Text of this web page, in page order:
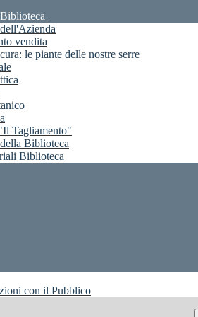
vendita
le piante delle nostre serre
Tagliamento"
Biblioteca
Biblioteca
con il Pubblico